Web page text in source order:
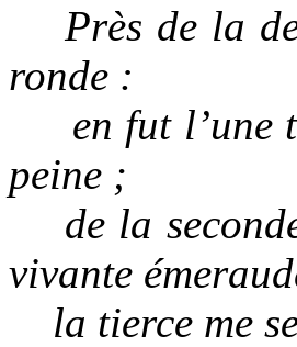
Près de la
ronde :
en fut l’une
peine ;
de la
vivante
la tierce me